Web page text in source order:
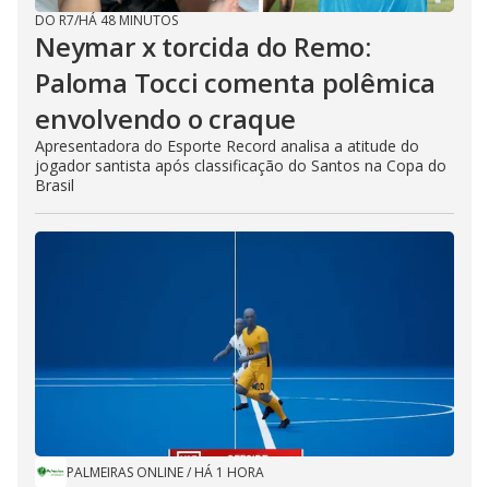
DO R7/HÁ 48 MINUTOS
Neymar x torcida do Remo:
Paloma Tocci comenta polêmica
envolvendo o craque
Apresentadora do Esporte Record analisa a atitude do
jogador santista após classificação do Santos na Copa do
Brasil
PALMEIRAS ONLINE/ HÁ 1 HORA